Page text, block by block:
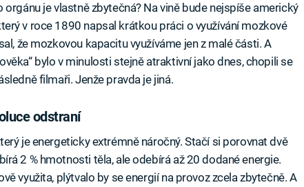
je vlastně zbytečná? Na vině bude nejspíše americký
v roce 1890 napsal krátkou práci o využívání mozkové
že mozkovou kapacitu využíváme jen z malé části. A
bylo v minulosti stejně atraktivní jako dnes, chopili se
filmaři. Jenže pravda je jiná.
odstraní
je energeticky extrémně náročný. Stačí si porovnat dvě
2 % hmotnosti těla, ale odebírá až 20 dodané energie.
využita, plýtvalo by se energií na provoz zcela zbytečně. A